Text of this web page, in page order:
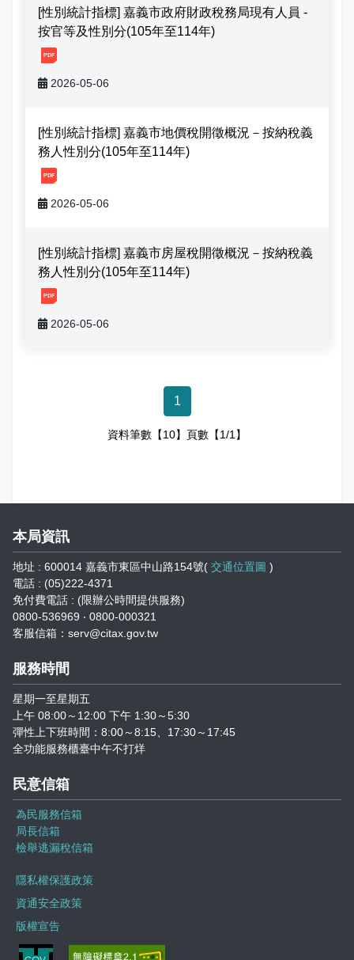
[性別統計指標] 嘉義市政府財政稅務局現有人員 -
按官等及性別分(105年至114年)
2026-05-06
[性別統計指標] 嘉義市地價稅開徵概況－按納稅義
務人性別分(105年至114年)
2026-05-06
[性別統計指標] 嘉義市房屋稅開徵概況－按納稅義
務人性別分(105年至114年)
2026-05-06
1
資料筆數【10】頁數【1/1】
本局資訊
地址 : 600014 嘉義市東區中山路154號( 交通位置圖 )
電話 : (05)222-4371
免付費電話 : (限辦公時間提供服務)
0800-536969 ‧ 0800-000321
客服信箱：serv@citax.gov.tw
服務時間
星期一至星期五
上午 08:00～12:00 下午 1:30～5:30
彈性上下班時間：8:00～8:15、17:30～17:45
全功能服務櫃臺中午不打烊
民意信箱
為民服務信箱
局長信箱
檢舉逃漏稅信箱
隱私權保護政策
資通安全政策
版權宣告